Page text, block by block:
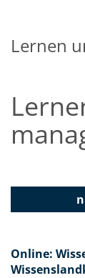
Lernen
Online: